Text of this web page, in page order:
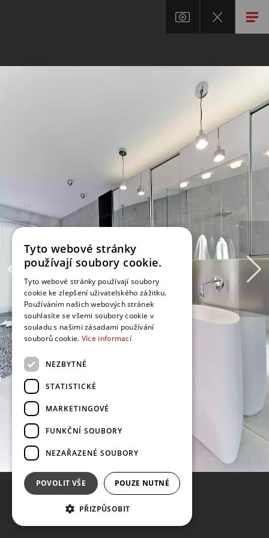
Tyto webové stránky
používají soubory cookie.
Tyto webové stránky používají soubory
cookie ke zlepšení uživatelského zážitku.
Používáním našich webových stránek
souhlasíte se všemi soubory cookie v
souladu s našimi zásadami používání
souborů cookie. Více informací
NEZBYTNÉ
STATISTICKÉ
MARKETINGOVÉ
FUNKČNÍ SOUBORY
NEZAŘAZENÉ SOUBORY
POVOLIT VŠE POUZE NUTNÉ
PŘIZPŮSOBIT